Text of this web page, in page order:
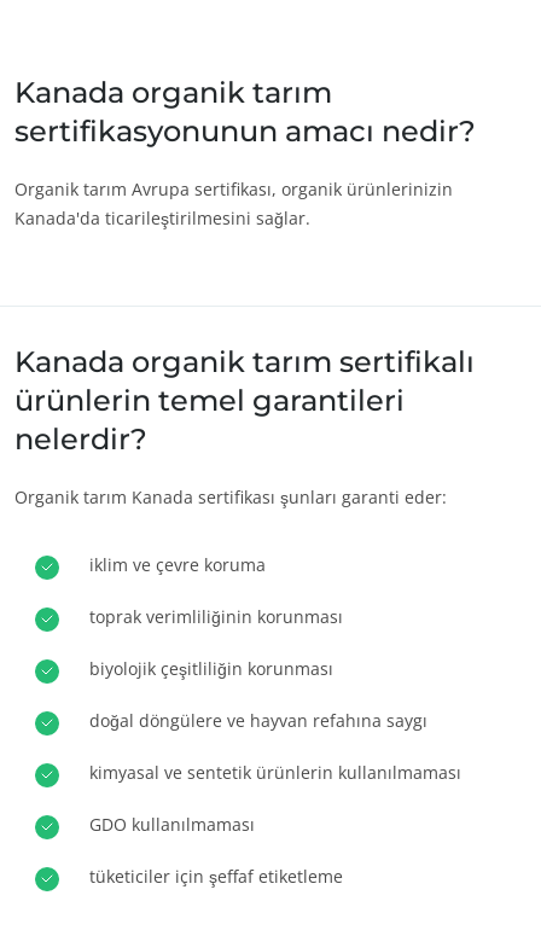
ECOCERT
Hakkımızda
Kariyer
Hi̇zmetleri̇mi̇zle harekete geç
Eki̇pleri̇mi̇zle i̇lerl
Çevremi̇z i̇çi̇n çaliş
(Çince)
Amerika
Devletleri (İngilizce)
Arjantin (İspanyolca)
Kanada (Fransızca)
Kolombiya (İspanyolca)
Meksika (İspanyolca)
Şili (İspanyolca)
Avrupa
Almanya (Almanca)
Romanya (Rumence)
Sırbistan (Sırpça)
Türkiye (Türkçe)
Kanada organik tarım
sertifikasyonunun amacı nedir?
Organik tarım Avrupa sertifikası, organik ürünlerinizin
Kanada'da ticarileştirilmesini sağlar.
Kanada organik tarım sertifikalı
ürünlerin temel garantileri
nelerdir?
Organik tarım Kanada sertifikası şunları garanti eder:
iklim ve çevre koruma
toprak verimliliğinin korunması
biyolojik çeşitliliğin korunması
doğal döngülere ve hayvan refahına saygı
kimyasal ve sentetik ürünlerin kullanılmaması
GDO kullanılmaması
tüketiciler için şeffaf etiketleme